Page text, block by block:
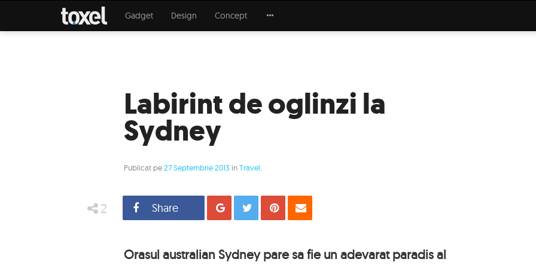
Gadget Design Concept
Labirint de oglinzi la
Sydney
Publicat pe27 Septembrie 2013 inTravel
2 Share Distribuie
Tweet Pin
Orasul australian Sydney pare sa fie un adevarat paradis al